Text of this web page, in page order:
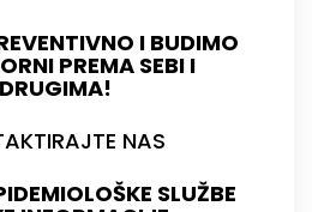
I BUDIMO
PREMA SEBI I
DRUGIMA!
NAS
SLUŽBE